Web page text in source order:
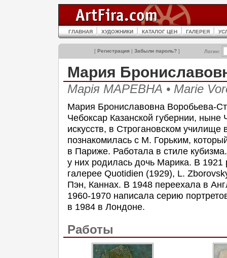
ГЛАВНАЯ ХУДОЖНИКИ КАТАЛОГ ЦЕН ГАЛЕРЕЯ
[ Регистрация | Забыли пароль? ] Логин:
Мария
Марія МАРЕВНА • Marie
Мария Брониславовна Воробьева-
Чебоксар Казанской губернии,
искусств, в Строгановском
познакомилась с М. Горьким,
в Париже. Работала в стиле
у них родилась дочь Марика. В
галерее Quotidien (1929), L.
Пэн, Каннах. В 1948 переехала в
1960-1970 написала серию
в 1984 в Лондоне.
Работы